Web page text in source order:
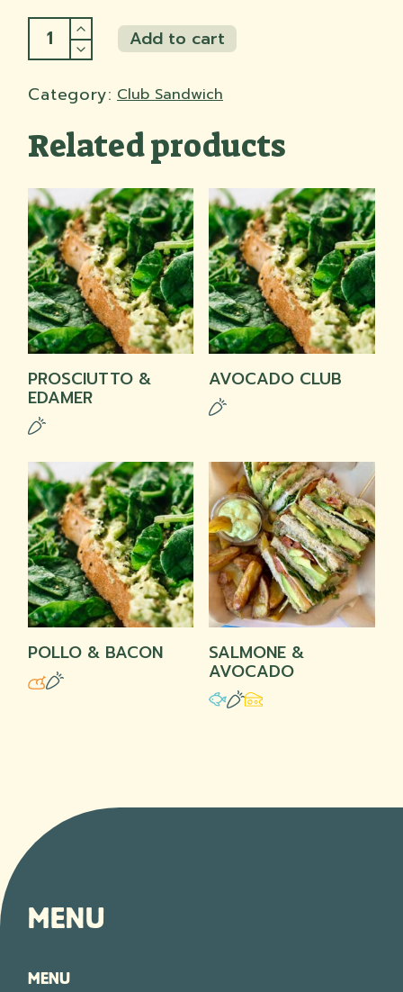
Tacchino & Tonnata quantity
Add to cart
Add to cart
Category: Club Sandwich
Related products
PROSCIUTTO &
EDAMER
AVOCADO CLUB
POLLO & BACON SALMONE &
AVOCADO
MENU
MENU